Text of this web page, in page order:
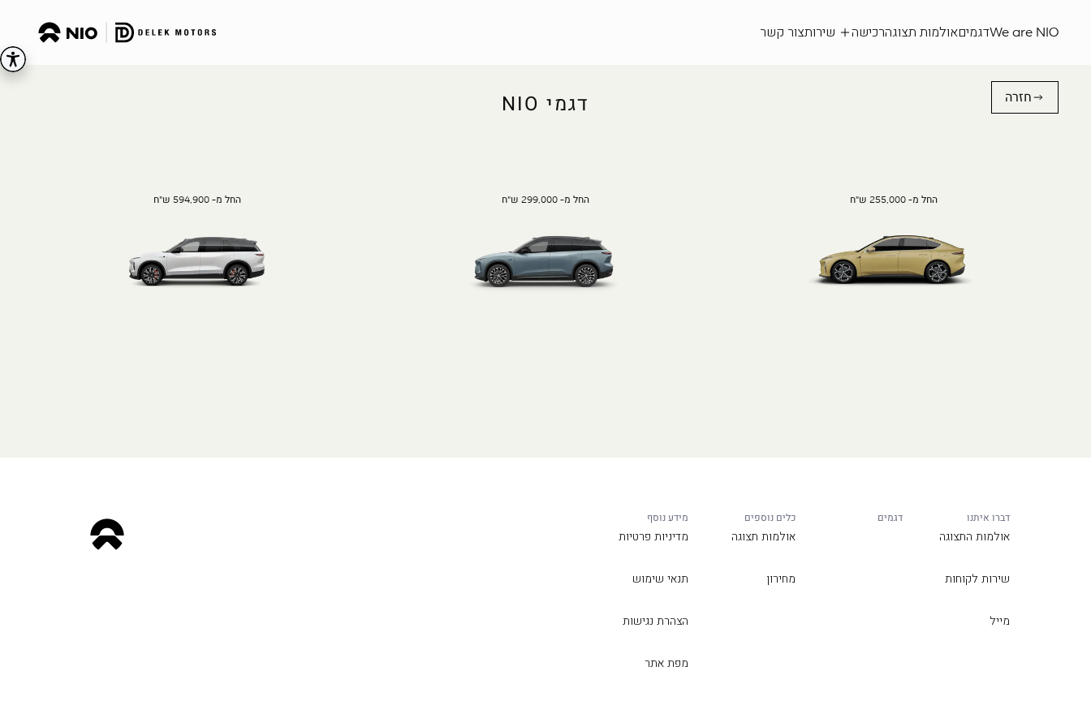
We are NIOדגמיםאולמות תצוגהרכישה שירותצור קשר
חזרה דגמי NIO
החל מ- 255,000 ש"ח החל מ- 299,000 ש"ח החל מ- 594,900 ש"ח
דברו איתנו
אולמות התצוגה
שירות לקוחות
מייל
דגמים כלים נוספים
אולמות תצוגה
מחירון
מידע נוסף
מדיניות פרטיות
תנאי שימוש
הצהרת נגישות
מפת אתר